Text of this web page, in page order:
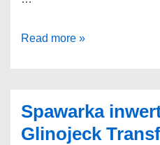
Sklep
uchwyt
spawalniczy
Read more »
Spawarka
Glinojeck